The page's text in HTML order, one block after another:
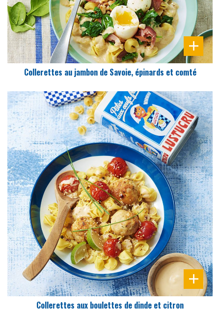
Collerettes au jambon de Savoie, épinards et comté
DIFFICULTÉ
PRÉPARATION
15 Min
Collerettes aux boulettes de dinde et citron